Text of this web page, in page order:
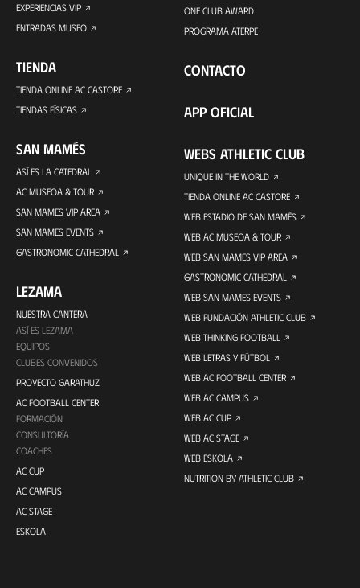
EXPERIENCIAS VIP
ENTRADAS MUSEO
TIENDA
TIENDA ONLINE AC CASTORE
TIENDAS FÍSICAS
SAN MAMÉS
ASÍ ES LA CATEDRAL
AC MUSEOA & TOUR
SAN MAMES VIP AREA
SAN MAMES EVENTS
GASTRONOMIC CATHEDRAL
LEZAMA
NUESTRA CANTERA
ASÍ ES LEZAMA
EQUIPOS
CLUBES CONVENIDOS
PROYECTO GARATHUZ
AC FOOTBALL CENTER
FORMACIÓN
CONSULTORÍA
COACHES
AC CUP
AC CAMPUS
AC STAGE
ESKOLA
ONE CLUB AWARD
PROGRAMA ATERPE
CONTACTO
APP OFICIAL
WEBS ATHLETIC CLUB
UNIQUE IN THE WORLD
TIENDA ONLINE AC CASTORE
WEB ESTADIO DE SAN MAMÉS
WEB AC MUSEOA & TOUR
WEB SAN MAMES VIP AREA
GASTRONOMIC CATHEDRAL
WEB SAN MAMES EVENTS
WEB FUNDACIÓN ATHLETIC CLUB
WEB THINKING FOOTBALL
WEB LETRAS Y FÚTBOL
WEB AC FOOTBALL CENTER
WEB AC CAMPUS
WEB AC CUP
WEB AC STAGE
WEB ESKOLA
NUTRITION BY ATHLETIC CLUB